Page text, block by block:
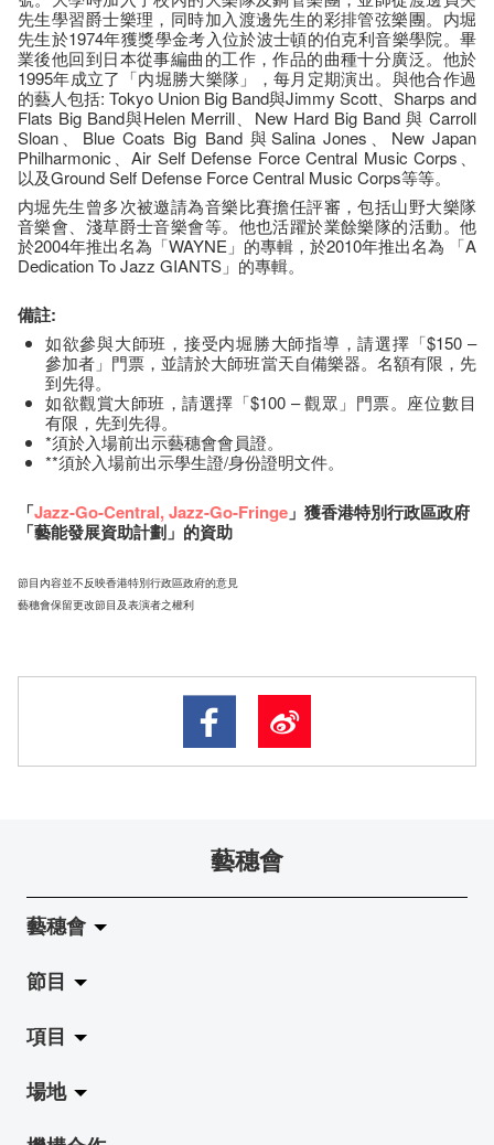
先生學習爵士樂理，同時加入渡邊先生的彩排管弦樂團。内堀
先生於1974年獲獎學金考入位於波士頓的伯克利音樂學院。畢
業後他回到日本從事編曲的工作，作品的曲種十分廣泛。他於
1995年成立了「内堀勝大樂隊」，每月定期演出。與他合作過
的藝人包括: Tokyo Union Big Band與Jimmy Scott、Sharps and
Flats Big Band與Helen Merrill、New Hard Big Band 與 Carroll
Sloan、Blue Coats Big Band 與Salina Jones、New Japan
Philharmonic、Air Self Defense Force Central Music Corps、
以及Ground Self Defense Force Central Music Corps等等。
内堀先生曾多次被邀請為音樂比賽擔任評審，包括山野大樂隊
音樂會、淺草爵士音樂會等。他也活躍於業餘樂隊的活動。他
於2004年推出名為「WAYNE」的專輯，於2010年推出名為 「A
Dedication To Jazz GIANTS」的專輯。
備註:
如欲參與大師班，接受内堀勝大師指導，請選擇「$150 –
參加者」門票，並請於大師班當天自備樂器。名額有限，先
到先得。
如欲觀賞大師班，請選擇「$100 – 觀眾」門票。座​位​數目​
有​限​，先到先得。
*須於入場前出示藝穗會會員證。
**須於入場前出示學生證/身份證明文件。
「Jazz-Go-Central,Jazz-Go-Fringe」獲香港特別行政區政府
「藝能發展資助計劃」的資助
節目內容並不反映香港特別行政區政府的意見
藝穗會保留更改節目及表演者之權利
藝穗會
藝穗會
關於藝穗會
藝穗會的演化
使命與宗旨
節目
拉闊
展覽
項目
Jazz-Go-Central, Jazz-Go-Fringe
場地